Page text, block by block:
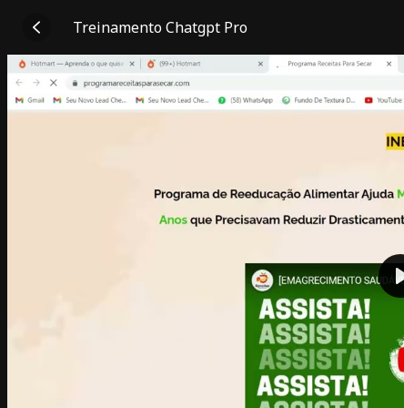
Treinamento Chatgpt Pro